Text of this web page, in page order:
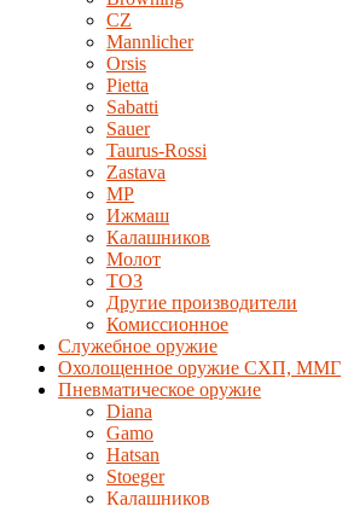
CZ
Mannlicher
Orsis
Pietta
Sabatti
Sauer
Taurus-Rossi
Zastava
MP
Ижмаш
Калашников
Молот
ТОЗ
Другие производители
Комиссионное
Служебное оружие
Охолощенное оружие СХП, ММГ
Пневматическое оружие
Diana
Gamo
Hatsan
Stoeger
Калашников